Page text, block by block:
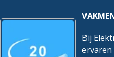
Bij